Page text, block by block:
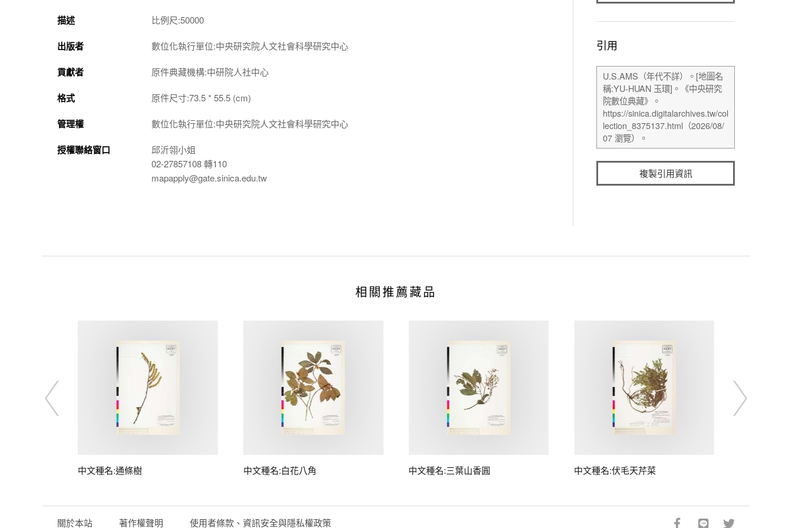
描述
比例尺:50000
出版者 數位化執行單位:中央研究院人文社會科學研究中心
貢獻者 原件典藏機構:中研院人社中心
格式 原件尺寸:73.5 * 55.5 (cm)
管理權 數位化執行單位:中央研究院人文社會科學研究中心
授權聯絡窗口
邱沂翎小姐
02-27857108 轉110
mapapply@gate.sinica.edu.tw
引用
複製引用資訊
相關推薦藏品
中文種名:通條樹 中文種名:白花八角 中文種名:三葉山香圓 中文種名:伏毛天芹菜
關於本站 著作權聲明 使用者條款、資訊安全與隱私權政策